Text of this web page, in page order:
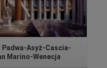
Padwa-Asyż-Cascia-
Marino-Wenecja